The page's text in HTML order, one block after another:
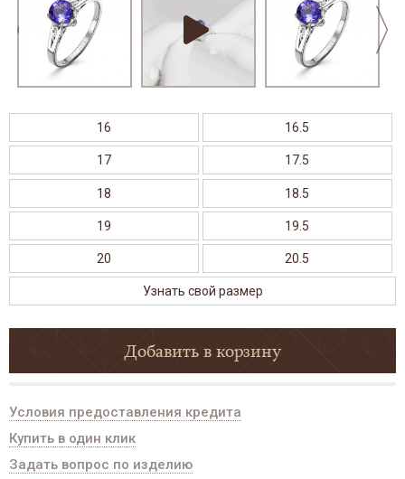
16 16.5
17 17.5
18 18.5
19 19.5
20 20.5
Узнать свой размер
Добавить в корзину
Условия предоставления кредита
Купить в один клик
Задать вопрос по изделию